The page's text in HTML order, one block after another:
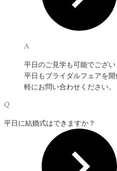
A
平日のご見学も可能でござい
平日もブライダルフェアを
軽にお問い合わせください。
Q
平日に結婚式はできますか？